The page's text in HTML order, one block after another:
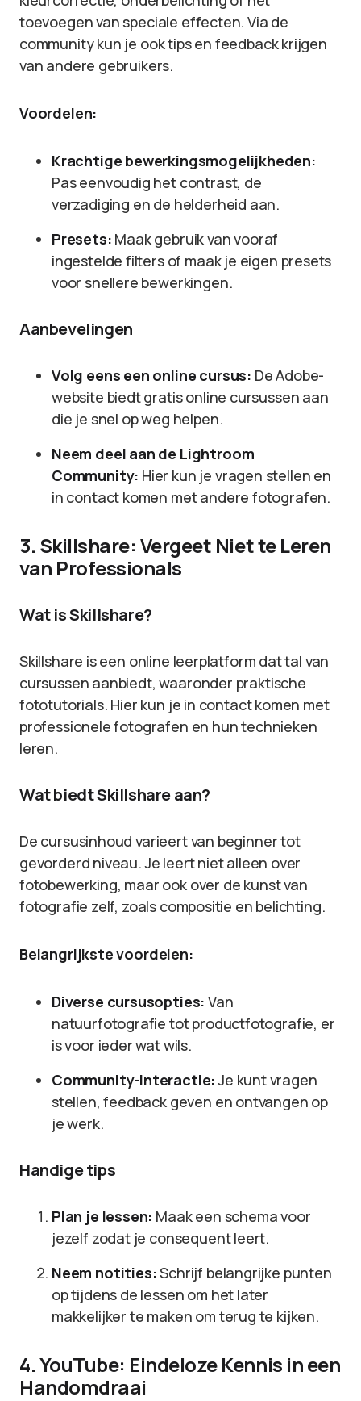
toevoegen van speciale effecten. Via de
community kun je ook tips en feedback krijgen
van andere gebruikers.
Voordelen:
Krachtige bewerkingsmogelijkheden:
Pas eenvoudig het contrast, de
verzadiging en de helderheid aan.
Presets: Maak gebruik van vooraf
ingestelde filters of maak je eigen presets
voor snellere bewerkingen.
Aanbevelingen
Volg eens een online cursus: De Adobe-
website biedt gratis online cursussen aan
die je snel op weg helpen.
Neem deel aan de Lightroom
Community: Hier kun je vragen stellen en
in contact komen met andere fotografen.
3. Skillshare: Vergeet Niet te Leren
van Professionals
Wat is Skillshare?
Skillshare is een online leerplatform dat tal van
cursussen aanbiedt, waaronder praktische
fototutorials. Hier kun je in contact komen met
professionele fotografen en hun technieken
leren.
Wat biedt Skillshare aan?
De cursusinhoud varieert van beginner tot
gevorderd niveau. Je leert niet alleen over
fotobewerking, maar ook over de kunst van
fotografie zelf, zoals compositie en belichting.
Belangrijkste voordelen:
Diverse cursusopties: Van
natuurfotografie tot productfotografie, er
is voor ieder wat wils.
Community-interactie:Je kunt vragen
stellen, feedback geven en ontvangen op
je werk.
Handige tips
Plan je lessen: Maak een schema voor
jezelf zodat je consequent leert.
Neem notities:Schrijf belangrijke punten
op tijdens de lessen om het later
makkelijker te maken om terug te kijken.
4. YouTube: Eindeloze Kennis in een
Handomdraai